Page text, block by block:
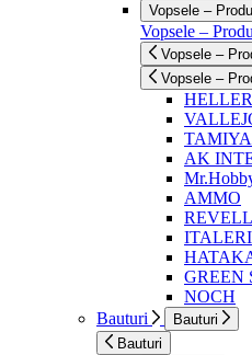
Vopsele –
Vopsele –
Vopsele –
Vopsele –
HELLER
TAMIYA
AK
AMMO
REVELL
ITALERI
GREEN
NOCH
Bauturi
Bauturi
Bauturi